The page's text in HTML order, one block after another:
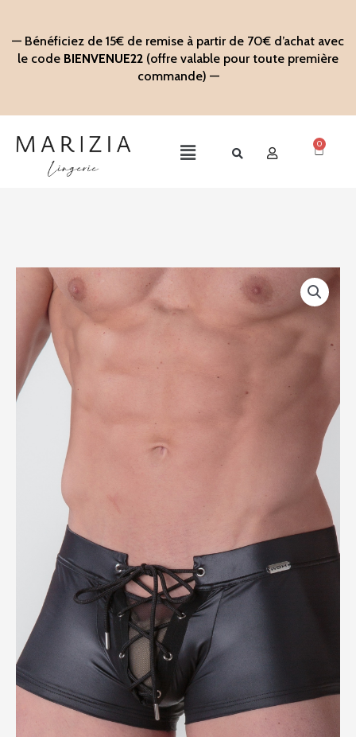
contenu
— Bénéficiez de 15€ de remise à partir de 70€ d’achat avec
le code BIENVENUE22 (offre valable pour toute première
commande) —
Main
0
Panier